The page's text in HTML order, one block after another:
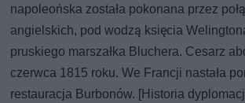
napoleońska została pokonana przez
angielskich, pod wodzą księcia
pruskiego marszałka Bluchera. Cesarz
czerwca 1815 roku. We Francji nastała
restauracja Burbonów. [Historia